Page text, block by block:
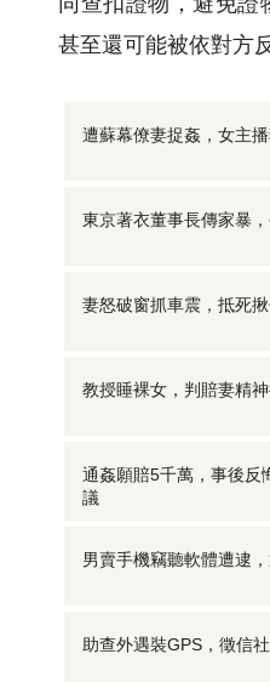
甚至還可能被依對方
遭蘇幕僚妻捉姦，女主
東京著衣董事長傳家暴
妻怒破窗抓車震，抵死
教授睡裸女，判賠妻精
通姦願賠5千萬，事後反
議
男賣手機竊聽軟體遭逮
助查外遇裝GPS，徵信